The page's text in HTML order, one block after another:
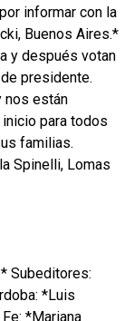
informar con la
Buenos Aires.*
y después votan
presidente.
nos están
para todos
familias.
Spinelli, Lomas
Subeditores:
*Luis
*Mariana